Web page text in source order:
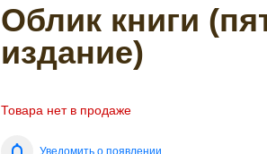
Облик книги
издание)
Товара нет в продаже
Уведомить о появлении